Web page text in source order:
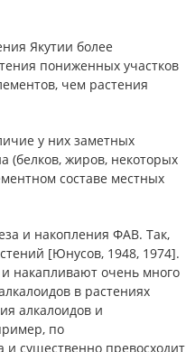
Якутии более
пониженных участков
чем растения
у них заметных
(белков, жиров, некоторых
составе местных
и накопления ФАВ. Так,
[Юнусов, 1948, 1974].
накапливают очень много
в растениях
алкалоидов и
по
и существенно превосходит